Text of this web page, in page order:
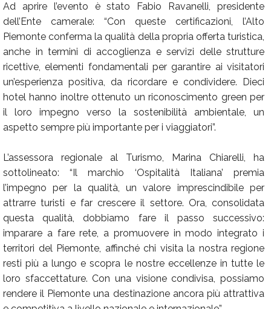
Ad aprire l’evento è stato Fabio Ravanelli, presidente
dell’Ente camerale: “Con queste certificazioni, l’Alto
Piemonte conferma la qualità della propria offerta turistica,
anche in termini di accoglienza e servizi delle strutture
ricettive, elementi fondamentali per garantire ai visitatori
un’esperienza positiva, da ricordare e condividere. Dieci
hotel hanno inoltre ottenuto un riconoscimento green per
il loro impegno verso la sostenibilità ambientale, un
aspetto sempre più importante per i viaggiatori”.
L’assessora regionale al Turismo, Marina Chiarelli, ha
sottolineato: “Il marchio ‘Ospitalità Italiana’ premia
l’impegno per la qualità, un valore imprescindibile per
attrarre turisti e far crescere il settore. Ora, consolidata
questa qualità, dobbiamo fare il passo successivo:
imparare a fare rete, a promuovere in modo integrato i
territori del Piemonte, affinché chi visita la nostra regione
resti più a lungo e scopra le nostre eccellenze in tutte le
loro sfaccettature. Con una visione condivisa, possiamo
rendere il Piemonte una destinazione ancora più attrattiva